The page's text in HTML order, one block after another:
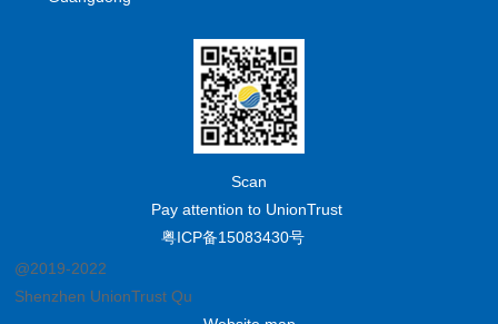
Scan
Pay attention to UnionTrust
粤ICP备15083430号
@2019-2022
Shenzhen UnionTrust Quality and Technology Co., Ltd.